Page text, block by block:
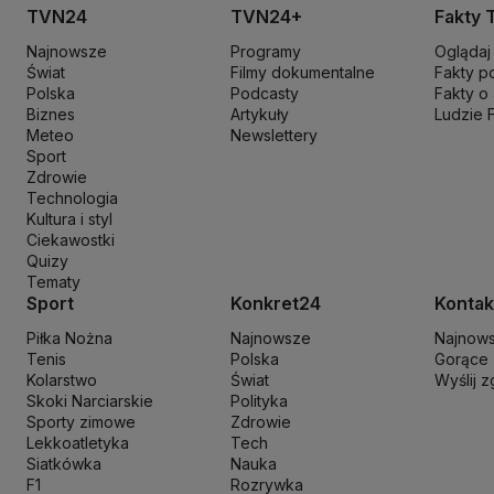
Koalicja Obywatelska
KonfederacjaKrajowa Administracja
Ministerstwo Aktywów PaństwowychMinisterstwo Edukacji i
Ministerstwo Rozwoju i TechnologiiMinisterstwo Sportu i
Ministerstwo Nauki i Szkolnictwa Wyższego
Ministerstwo
Naczelny Sąd AdministracyjnyNajwyższa Izba Kontroli
Nowa Lewica
PKP CargoPKP Intercity
Prokuratura Krajowa
Rzecznik Praw Dziecka
Sławomir Mentzen
Szymon Hołownia
Tadeusz RydzykTikTok Tobiasz Bocheński
TVN24
Najnowsze
Świat
Polska
Biznes
Meteo
Sport
Zdrowie
Technologia
Kultura i styl
Ciekawostki
Quizy
Tematy
TVN24+
Programy
Filmy dokumentalne
Podcasty
Artykuły
Newslettery
Fakty
Fakty
Fakty o
Ludzie
Sport
Piłka Nożna
Tenis
Kolarstwo
Skoki Narciarskie
Sporty zimowe
Lekkoatletyka
Siatkówka
F1
Konkret24
Najnowsze
Polska
Świat
Polityka
Zdrowie
Tech
Nauka
Rozrywka
Gorące
Wyślij